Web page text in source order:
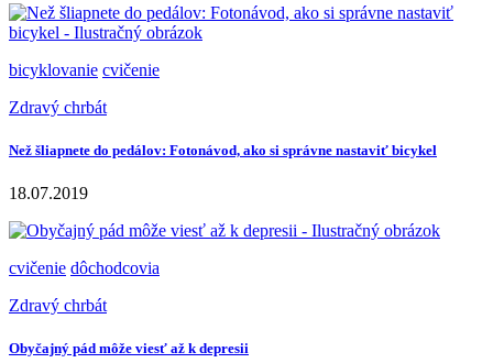
bicyklovanie cvičenie
Zdravý chrbát
Než šliapnete do pedálov: Fotonávod, ako si správne nastaviť bicykel
18.07.2019
cvičenie dôchodcovia
Zdravý chrbát
Obyčajný pád môže viesť až k depresii